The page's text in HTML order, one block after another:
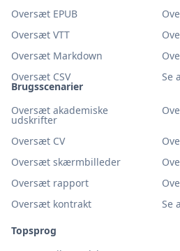
Brugsscenarier
Oversæt akademiske
udskrifter
Oversæt CV
Oversæt skærmbilleder
Oversæt rapport
Oversæt kontrakt
Se
Topsprog
Oversæt EPUB
Oversæt VTT
Oversæt Markdown
Oversæt CSV
Se